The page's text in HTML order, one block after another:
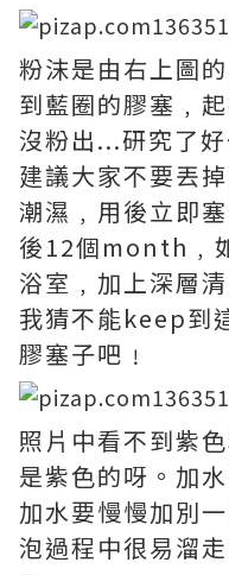
粉沫是由右上圖
到藍圈的膠塞﹐
沒粉出...研究了
建議大家不要丟
潮濕﹐用後立即
後12個month﹐
浴室﹐加上深層
我猜不能keep到
膠塞子吧﹗
照片中看不到紫
是紫色的呀。加
加水要慢慢加別
泡過程中很易溜